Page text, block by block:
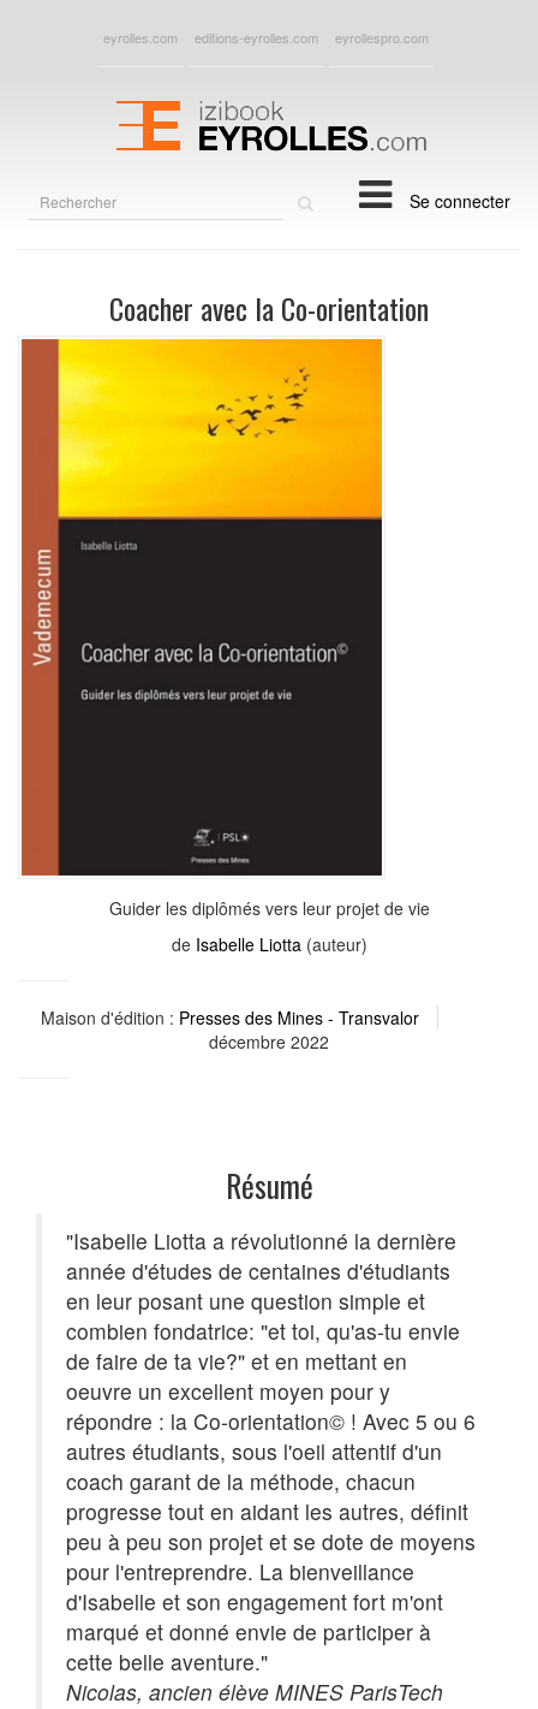
eyrolles.com editions-eyrolles.com eyrollespro.com
Se connecter
Coacher avec la Co-orientation
Guider les diplômés vers leur projet de vie
de Isabelle Liotta(auteur)
Maison d'édition : Presses des Mines - Transvalor
décembre 2022
Résumé
"Isabelle Liotta a révolutionné la dernière
année d'études de centaines d'étudiants
en leur posant une question simple et
combien fondatrice: "et toi, qu'as-tu envie
de faire de ta vie?" et en mettant en
oeuvre un excellent moyen pour y
répondre : la Co-orientation© ! Avec 5 ou 6
autres étudiants, sous l'oeil attentif d'un
coach garant de la méthode, chacun
progresse tout en aidant les autres, définit
peu à peu son projet et se dote de moyens
pour l'entreprendre. La bienveillance
d'Isabelle et son engagement fort m'ont
marqué et donné envie de participer à
cette belle aventure."
Nicolas, ancien élève MINES ParisTech